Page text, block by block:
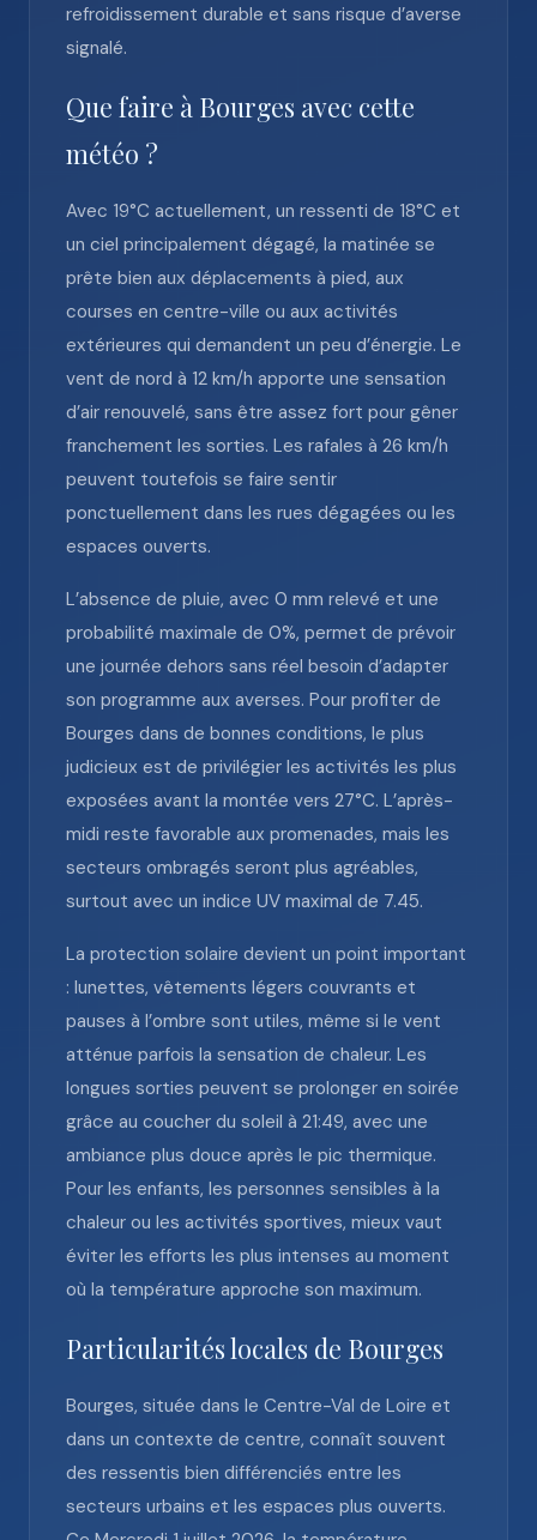
refroidissement durable et sans risque d’averse
signalé.
Que faire à Bourges avec cette
météo ?
Avec 19°C actuellement, un ressenti de 18°C et
un ciel principalement dégagé, la matinée se
prête bien aux déplacements à pied, aux
courses en centre-ville ou aux activités
extérieures qui demandent un peu d’énergie. Le
vent de nord à 12 km/h apporte une sensation
d’air renouvelé, sans être assez fort pour gêner
franchement les sorties. Les rafales à 26 km/h
peuvent toutefois se faire sentir
ponctuellement dans les rues dégagées ou les
espaces ouverts.
L’absence de pluie, avec 0 mm relevé et une
probabilité maximale de 0%, permet de prévoir
une journée dehors sans réel besoin d’adapter
son programme aux averses. Pour profiter de
Bourges dans de bonnes conditions, le plus
judicieux est de privilégier les activités les plus
exposées avant la montée vers 27°C. L’après-
midi reste favorable aux promenades, mais les
secteurs ombragés seront plus agréables,
surtout avec un indice UV maximal de 7.45.
La protection solaire devient un point important
: lunettes, vêtements légers couvrants et
pauses à l’ombre sont utiles, même si le vent
atténue parfois la sensation de chaleur. Les
longues sorties peuvent se prolonger en soirée
grâce au coucher du soleil à 21:49, avec une
ambiance plus douce après le pic thermique.
Pour les enfants, les personnes sensibles à la
chaleur ou les activités sportives, mieux vaut
éviter les efforts les plus intenses au moment
où la température approche son maximum.
Particularités locales de Bourges
Bourges, située dans le Centre-Val de Loire et
dans un contexte de centre, connaît souvent
des ressentis bien différenciés entre les
secteurs urbains et les espaces plus ouverts.